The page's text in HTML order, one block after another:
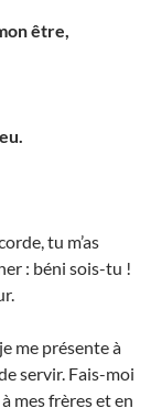
être,
tu m’as
: béni sois-tu !
me présente à
servir. Fais-moi
mes frères et en